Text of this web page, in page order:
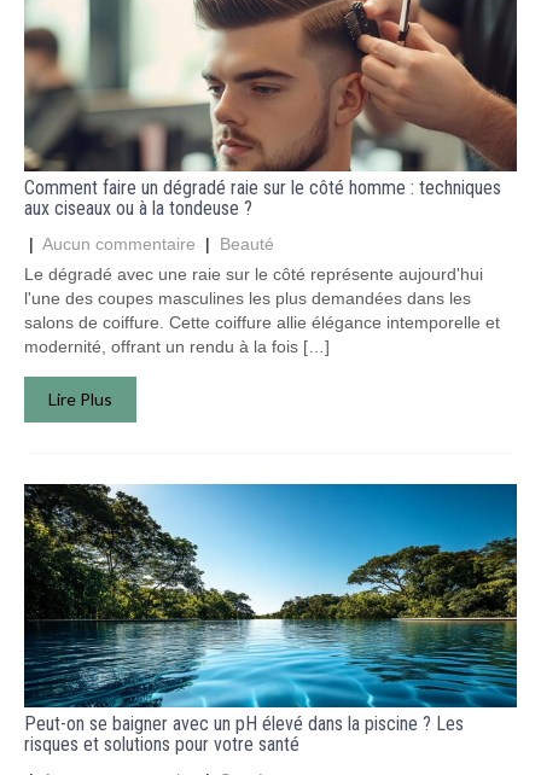
Comment faire un dégradé raie sur le côté homme : techniques
aux ciseaux ou à la tondeuse ?
| Aucun commentaire | Beauté
Le dégradé avec une raie sur le côté représente aujourd'hui
l'une des coupes masculines les plus demandées dans les
salons de coiffure. Cette coiffure allie élégance intemporelle et
modernité, offrant un rendu à la fois […]
Lire Plus
Peut-on se baigner avec un pH élevé dans la piscine ? Les
risques et solutions pour votre santé